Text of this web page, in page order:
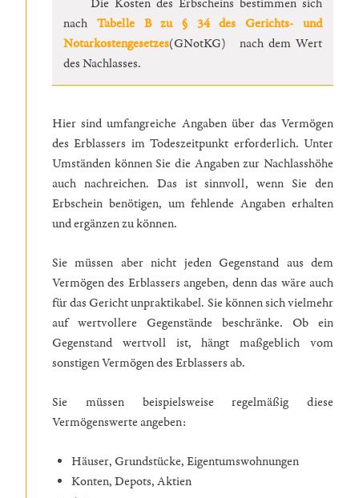
Die Kosten des Erbscheins bestimmen sich
nach Tabelle B zu § 34 des Gerichts- und
Notarkostengesetzes(GNotKG) nach dem Wert
des Nachlasses.
Hier sind umfangreiche Angaben über das Vermögen
des Erblassers im Todeszeitpunkt erforderlich. Unter
Umständen können Sie die Angaben zur Nachlasshöhe
auch nachreichen. Das ist sinnvoll, wenn Sie den
Erbschein benötigen, um fehlende Angaben erhalten
und ergänzen zu können.
Sie müssen aber nicht jeden Gegenstand aus dem
Vermögen des Erblassers angeben, denn das wäre auch
für das Gericht unpraktikabel. Sie können sich vielmehr
auf wertvollere Gegenstände beschränke. Ob ein
Gegenstand wertvoll ist, hängt maßgeblich vom
sonstigen Vermögen des Erblassers ab.
Sie müssen beispielsweise regelmäßig diese
Vermögenswerte angeben:
Häuser, Grundstücke, Eigentumswohnungen
Konten, Depots, Aktien